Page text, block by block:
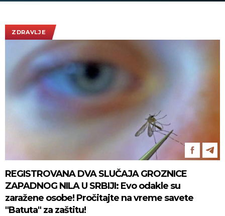
ZDRAVLJE
REGISTROVANA DVA SLUČAJA GROZNICE
ZAPADNOG NILA U SRBIJI: Evo odakle su
zaražene osobe! Pročitajte na vreme savete
"Batuta" za zaštitu!